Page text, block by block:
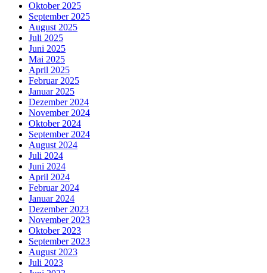
Oktober 2025
September 2025
August 2025
Juli 2025
Juni 2025
Mai 2025
April 2025
Februar 2025
Januar 2025
Dezember 2024
November 2024
Oktober 2024
September 2024
August 2024
Juli 2024
Juni 2024
April 2024
Februar 2024
Januar 2024
Dezember 2023
November 2023
Oktober 2023
September 2023
August 2023
Juli 2023